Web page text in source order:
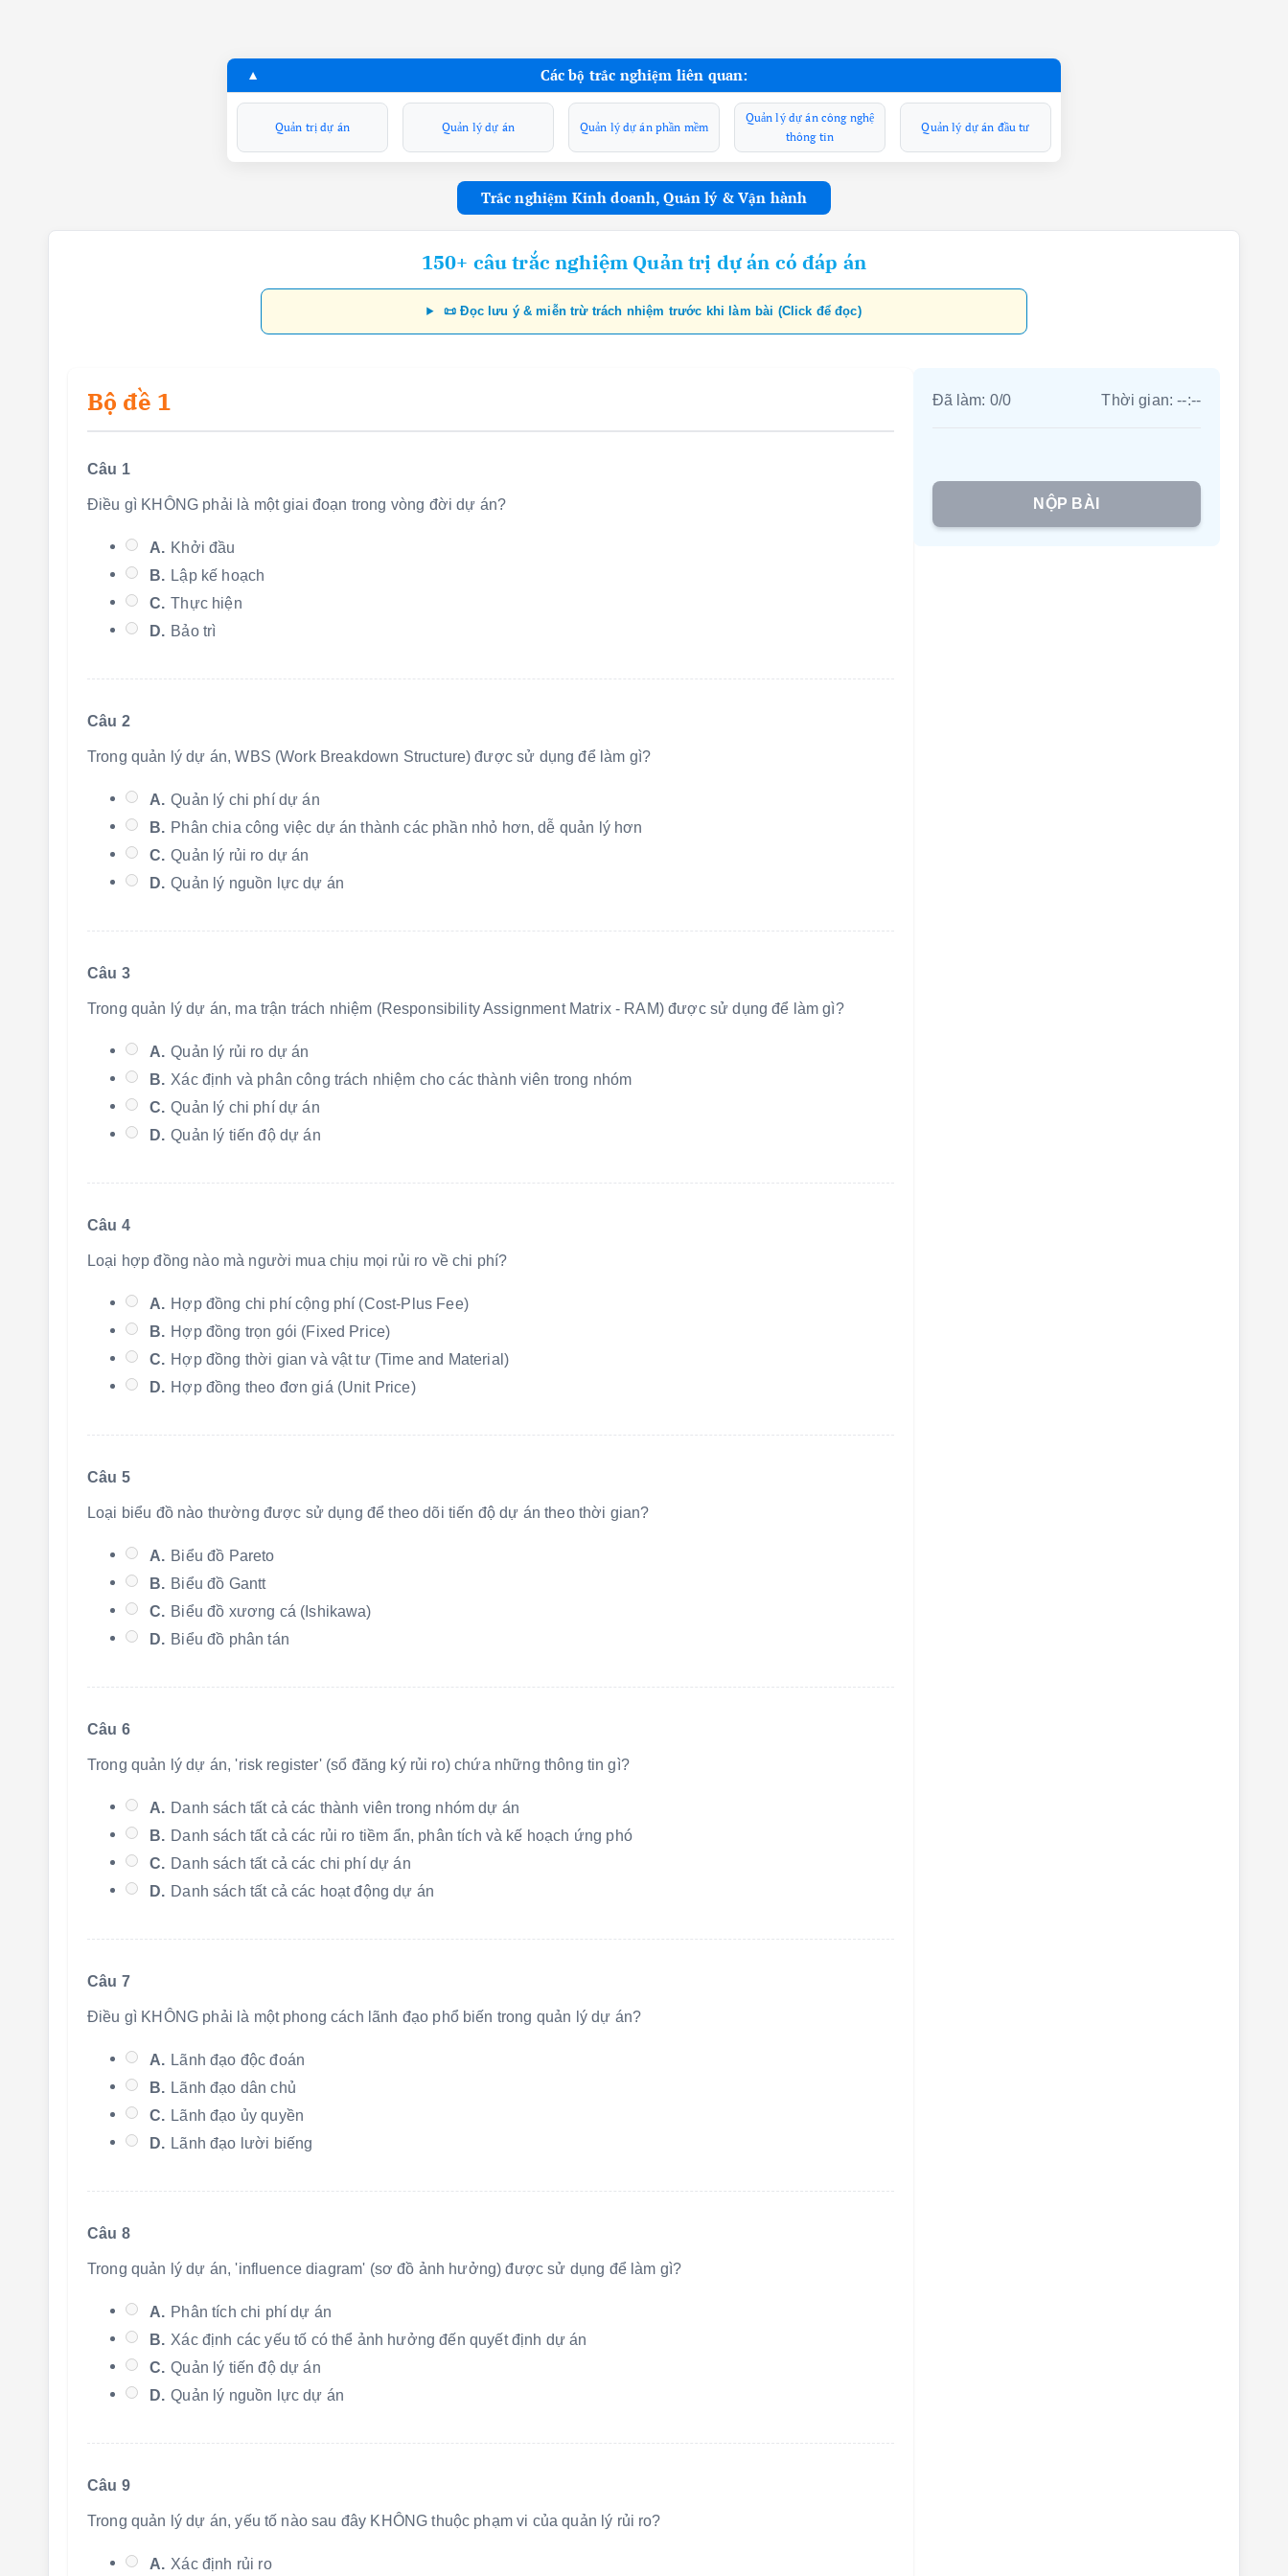
Các bộ trắc nghiệm liên quan:
Quản trị dự án Quản lý dự án Quản lý dự án phần mềm
Quản lý dự án công nghệ
thông tin
Quản lý dự án đầu tư
Trắc nghiệm Kinh doanh, Quản lý & Vận hành
150+ câu trắc nghiệm Quản trị dự án có đáp án
📜 Đọc lưu ý & miễn trừ trách nhiệm trước khi làm bài (Click để đọc)
Bộ đề 1
Câu 1
Điều gì KHÔNG phải là một giai đoạn trong vòng đời dự án?
A. Khởi đầu
B. Lập kế hoạch
C. Thực hiện
D. Bảo trì
Câu 2
Trong quản lý dự án, WBS (Work Breakdown Structure) được sử dụng để làm gì?
A. Quản lý chi phí dự án
B. Phân chia công việc dự án thành các phần nhỏ hơn, dễ quản lý hơn
C. Quản lý rủi ro dự án
D. Quản lý nguồn lực dự án
Câu 3
Trong quản lý dự án, ma trận trách nhiệm (Responsibility Assignment Matrix - RAM) được sử dụng để làm gì?
A. Quản lý rủi ro dự án
B. Xác định và phân công trách nhiệm cho các thành viên trong nhóm
C. Quản lý chi phí dự án
D. Quản lý tiến độ dự án
Câu 4
Loại hợp đồng nào mà người mua chịu mọi rủi ro về chi phí?
A. Hợp đồng chi phí cộng phí (Cost-Plus Fee)
B. Hợp đồng trọn gói (Fixed Price)
C. Hợp đồng thời gian và vật tư (Time and Material)
D. Hợp đồng theo đơn giá (Unit Price)
Câu 5
Loại biểu đồ nào thường được sử dụng để theo dõi tiến độ dự án theo thời gian?
A. Biểu đồ Pareto
B. Biểu đồ Gantt
C. Biểu đồ xương cá (Ishikawa)
D. Biểu đồ phân tán
Câu 6
Trong quản lý dự án, 'risk register' (sổ đăng ký rủi ro) chứa những thông tin gì?
A. Danh sách tất cả các thành viên trong nhóm dự án
B. Danh sách tất cả các rủi ro tiềm ẩn, phân tích và kế hoạch ứng phó
C. Danh sách tất cả các chi phí dự án
D. Danh sách tất cả các hoạt động dự án
Câu 7
Điều gì KHÔNG phải là một phong cách lãnh đạo phổ biến trong quản lý dự án?
A. Lãnh đạo độc đoán
B. Lãnh đạo dân chủ
C. Lãnh đạo ủy quyền
D. Lãnh đạo lười biếng
Câu 8
Trong quản lý dự án, 'influence diagram' (sơ đồ ảnh hưởng) được sử dụng để làm gì?
A. Phân tích chi phí dự án
B. Xác định các yếu tố có thể ảnh hưởng đến quyết định dự án
C. Quản lý tiến độ dự án
D. Quản lý nguồn lực dự án
Câu 9
Trong quản lý dự án, yếu tố nào sau đây KHÔNG thuộc phạm vi của quản lý rủi ro?
A. Xác định rủi ro
Đã làm: 0/0 Thời gian:--:--
NỘP BÀI